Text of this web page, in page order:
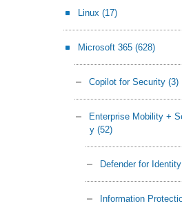
Linux (17)
Microsoft 365 (628)
Copilot for Security (3)
Enterprise Mobility +
y (52)
Defender for Identity
Information